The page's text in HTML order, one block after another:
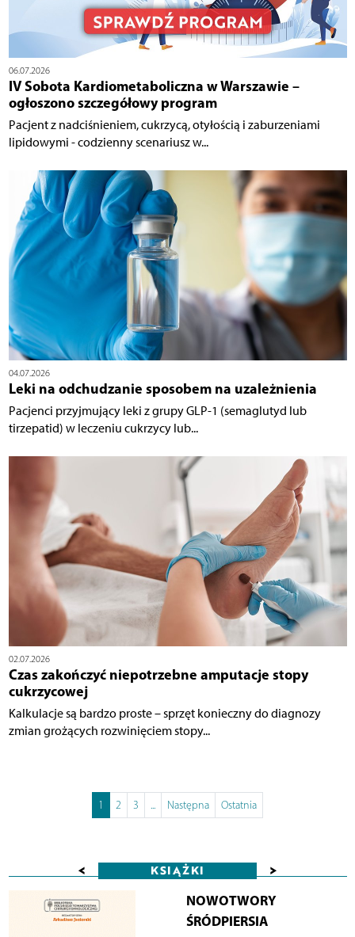
06.07.2026
IV Sobota Kardiometaboliczna w Warszawie –
ogłoszono szczegółowy program
Pacjent z nadciśnieniem, cukrzycą, otyłością i zaburzeniami
lipidowymi - codzienny scenariusz w...
04.07.2026
Leki na odchudzanie sposobem na uzależnienia
Pacjenci przyjmujący leki z grupy GLP-1 (semaglutyd lub
tirzepatid) w leczeniu cukrzycy lub...
02.07.2026
Czas zakończyć niepotrzebne amputacje stopy
cukrzycowej
Kalkulacje są bardzo proste – sprzęt konieczny do diagnozy
zmian grożących rozwinięciem stopy...
1 2 3 ... Następna Ostatnia
< KSIĄŻKI >
NOWOTWORY
ŚRÓDPIERSIA